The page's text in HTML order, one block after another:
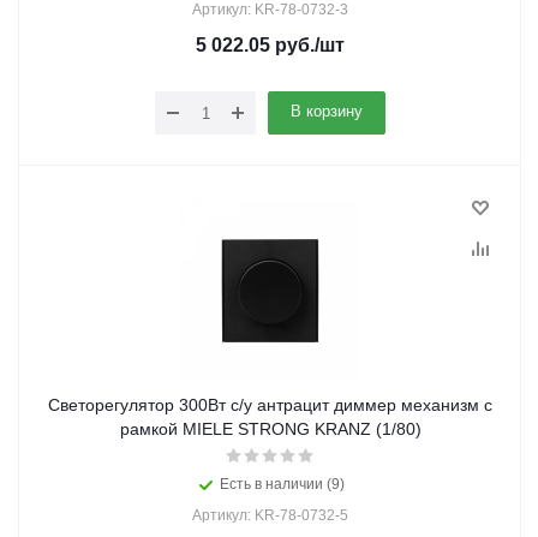
Артикул: KR-78-0732-3
5 022.05 руб./шт
В корзину
Светорегулятор 300Вт с/у антрацит диммер механизм с
рамкой MIELE STRONG KRANZ (1/80)
Есть в наличии (9)
Артикул: KR-78-0732-5